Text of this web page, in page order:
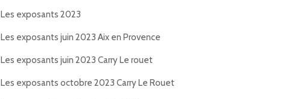
Les exposants 2023
Les exposants juin 2023 Aix en Provence
Les exposants juin 2023 Carry Le rouet
Les exposants octobre 2023 Carry Le Rouet